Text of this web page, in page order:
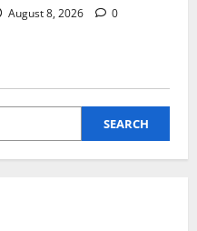
August 8, 2026 0
SEARCH